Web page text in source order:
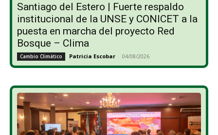
Santiago del Estero | Fuerte respaldo
institucional de la UNSE y CONICET a la
puesta en marcha del proyecto Red
Bosque – Clima
Cambio Climático Patricia Escobar - 04/08/2026